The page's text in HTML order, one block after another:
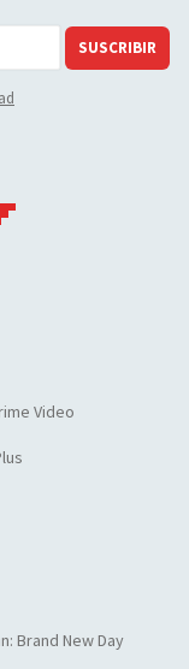
SUSCRIBIR
Video
Brand New Day